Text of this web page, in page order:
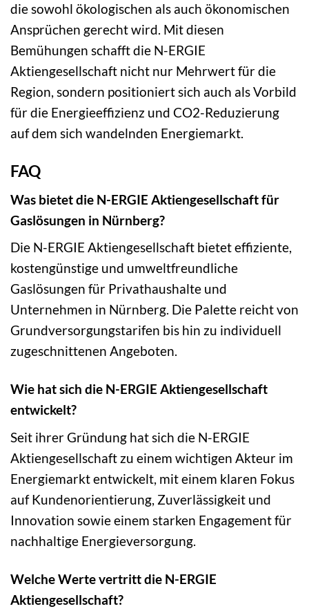
die sowohl ökologischen als auch ökonomischen
Ansprüchen gerecht wird. Mit diesen
Bemühungen schafft die N-ERGIE
Aktiengesellschaft nicht nur Mehrwert für die
Region, sondern positioniert sich auch als Vorbild
für die Energieeffizienz und CO2-Reduzierung
auf dem sich wandelnden Energiemarkt.
FAQ
Was bietet die N-ERGIE Aktiengesellschaft für
Gaslösungen in Nürnberg?
Die N-ERGIE Aktiengesellschaft bietet effiziente,
kostengünstige und umweltfreundliche
Gaslösungen für Privathaushalte und
Unternehmen in Nürnberg. Die Palette reicht von
Grundversorgungstarifen bis hin zu individuell
zugeschnittenen Angeboten.
Wie hat sich die N-ERGIE Aktiengesellschaft
entwickelt?
Seit ihrer Gründung hat sich die N-ERGIE
Aktiengesellschaft zu einem wichtigen Akteur im
Energiemarkt entwickelt, mit einem klaren Fokus
auf Kundenorientierung, Zuverlässigkeit und
Innovation sowie einem starken Engagement für
nachhaltige Energieversorgung.
Welche Werte vertritt die N-ERGIE
Aktiengesellschaft?